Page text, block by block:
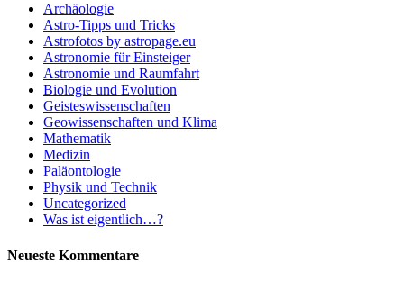
Archäologie
Astro-Tipps und Tricks
Astrofotos by astropage.eu
Astronomie für Einsteiger
Astronomie und Raumfahrt
Biologie und Evolution
Geisteswissenschaften
Geowissenschaften und Klima
Mathematik
Medizin
Paläontologie
Physik und Technik
Uncategorized
Was ist eigentlich…?
Neueste Kommentare